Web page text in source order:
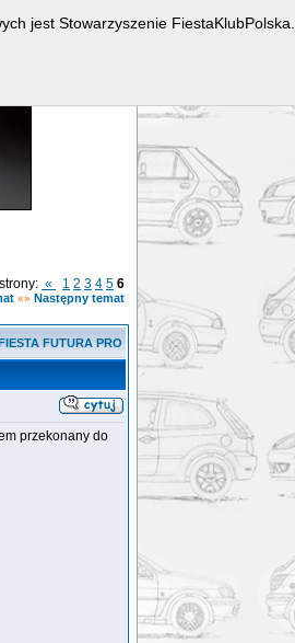
« 1 2 3 4 5 6
«» Następny temat
FUTURA PRO
przekonany do
jest Stowarzyszenie FiestaKlubPolska.